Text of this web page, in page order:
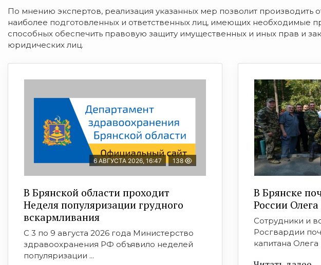
По мнению экспертов, реализация указанных мер позволит производить
наиболее подготовленных и ответственных лиц, имеющих необходимые
способных обеспечить правовую защиту имущественных и иных прав и
юридических лиц.
6 АВГУСТА 2026, 16:47 138
В Брянской области проходит
Неделя популяризации грудного
вскармливания
С 3 по 9 августа 2026 года Министерство
здравоохранения РФ объявило неделей
популяризации ...
В Брянске
России
Сотрудники и
Росгвардии
капитана Олега